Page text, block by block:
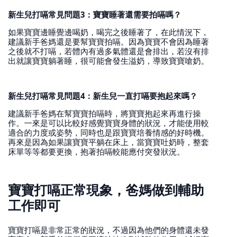
新生兒打嗝常見問題3：寶寶睡著還需要拍嗝嗎？
如果寶寶邊睡覺邊喝奶，喝完之後睡著了，在此情況下，
建議新手爸媽還是要幫寶寶拍嗝。因為寶寶不會因為睡著
之後就不打嗝，若體內有過多氣體還是會排出，若沒有排
出就讓寶寶躺著睡，很可能會發生溢奶，導致寶寶嗆奶。
新生兒打嗝常見問題4：新生兒一直打嗝要抱起來嗎？
建議新手爸媽在幫寶寶拍嗝時，將寶寶抱起來再進行操
作。一來是可以比較好感覺寶寶身體的狀況，才能使用較
適合的力度或姿勢，同時也是跟寶寶培養情感的好時機。
再來是因為如果讓寶寶平躺在床上，當寶寶吐奶時，整套
床單等等都要更換，抱著拍嗝較能應付突發狀況。
寶寶打嗝正常現象，爸媽做到輔助
工作即可
寶寶打嗝是非常正常的狀況，不過因為他們的身體還未發